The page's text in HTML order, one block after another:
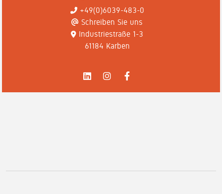
+49(0)6039-483-0
Schreiben Sie uns
Industriestraße 1-3
61184 Karben